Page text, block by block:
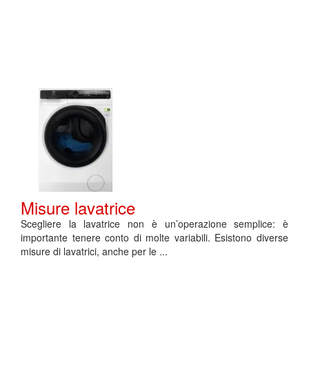
Misure lavatrice
Scegliere la lavatrice non è un’operazione semplice: è
importante tenere conto di molte variabili. Esistono diverse
misure di lavatrici, anche per le ...